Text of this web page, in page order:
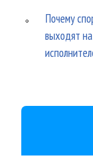
Почему
выходят